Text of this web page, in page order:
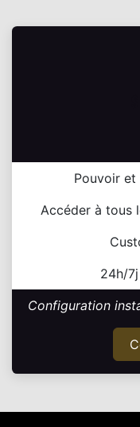
Pouvoir
Accéder à tous
24h/
Configuration